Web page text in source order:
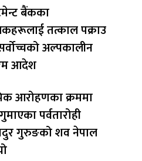
बैंकका
तत्काल पक्राउ
अल्पकालीन
आदेश
आरोहणका क्रममा
पर्वतारोही
गुरुङको शव नेपाल